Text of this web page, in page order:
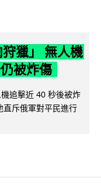
獵」 無人機
被炸傷
追擊近 40 秒後被炸
直斥俄軍對平民進行